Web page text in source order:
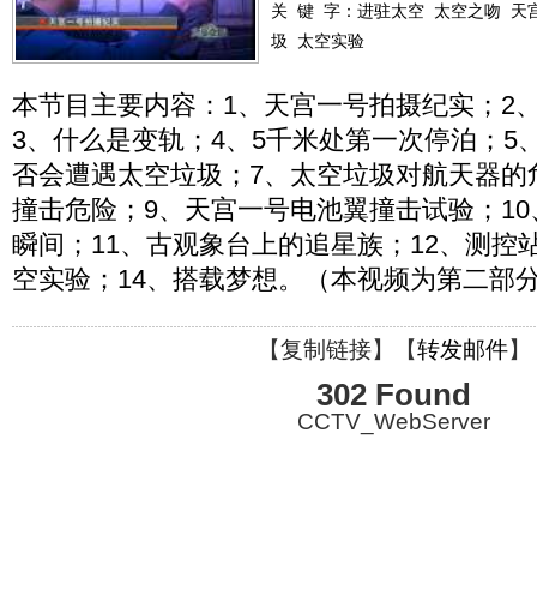
关 键 字： 进驻太空 太空之吻
天
圾
太空实验
本节目主要内容：1、天宫一号拍摄纪实；2
3、什么是变轨；4、5千米处第一次停泊；5
否会遭遇太空垃圾；7、太空垃圾对航天器
撞击危险；9、天宫一号电池翼撞击试验；
瞬间；11、古观象台上的追星族；12、测控
空实验；14、搭载梦想。（本视频为第二部
【复制链接】【转发邮件】
302 Found
CCTV_WebServer